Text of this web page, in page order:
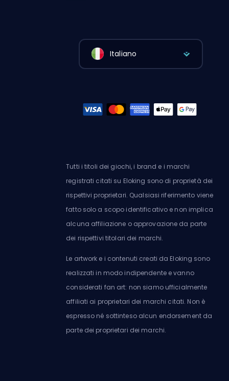
Italiano
Tutti i titoli dei giochi, i brand e i marchi
registrati citati su Eloking sono di proprietà dei
rispettivi proprietari. Qualsiasi riferimento viene
fatto solo a scopo identificativo e non implica
alcuna affiliazione o approvazione da parte
dei rispettivi titolari dei marchi.
Le artwork e i contenuti creati da Eloking sono
realizzati in modo indipendente e vanno
considerati fan art: non siamo ufficialmente
affiliati ai proprietari dei marchi citati. Non è
espresso né sottinteso alcun endorsement da
parte dei proprietari dei marchi.